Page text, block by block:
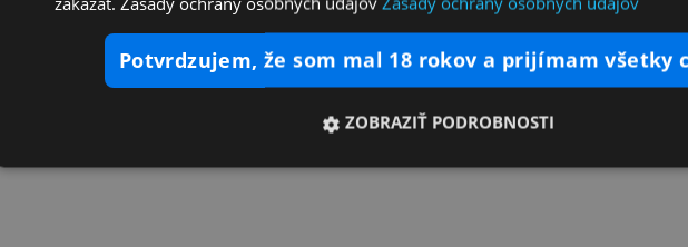
potvrdzujem, že som mal 18 rokov a prijímam všetky
ZOBRAZIŤ PODROBNOSTI